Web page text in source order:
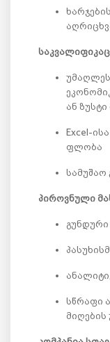
ან
Excel-
ფლობა
სამუშაო
პიროვნული
გუნდური
სწრაფი
მიღების